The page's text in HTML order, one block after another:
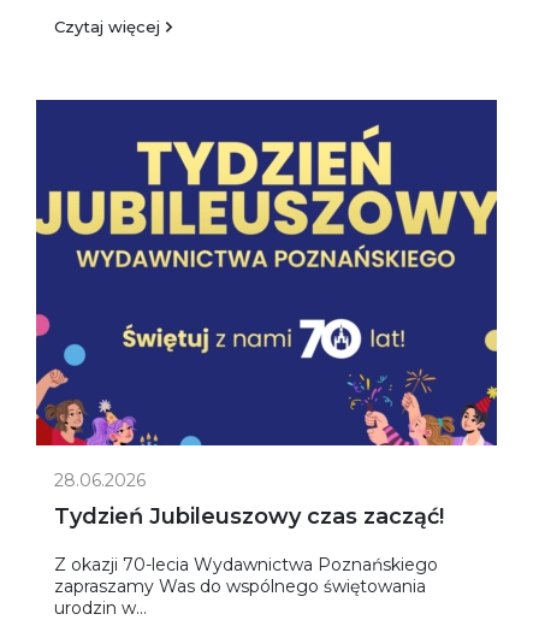
Czytaj więcej
28.06.2026
Tydzień Jubileuszowy czas zacząć!
Z okazji 70-lecia Wydawnictwa Poznańskiego
zapraszamy Was do wspólnego świętowania
urodzin w...